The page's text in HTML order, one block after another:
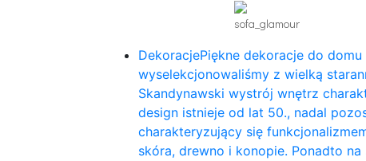
sofa_glamour
DekoracjePiękne dekoracje do
wyselekcjonowaliśmy z wielką
Skandynawski wystrój wnętrz
design istnieje od lat 50., nadal
charakteryzujący się
skóra, drewno i konopie. Ponadto